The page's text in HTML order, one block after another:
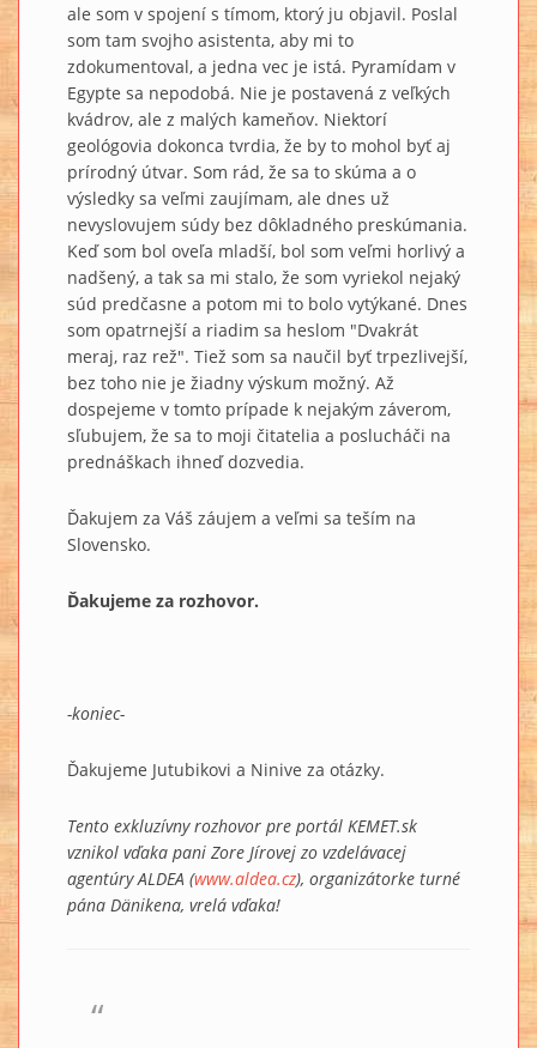
ale som v spojení s tímom, ktorý ju objavil. Poslal
som tam svojho asistenta, aby mi to
zdokumentoval, a jedna vec je istá. Pyramídam v
Egypte sa nepodobá. Nie je postavená z veľkých
kvádrov, ale z malých kameňov. Niektorí
geológovia dokonca tvrdia, že by to mohol byť aj
prírodný útvar. Som rád, že sa to skúma a o
výsledky sa veľmi zaujímam, ale dnes už
nevyslovujem súdy bez dôkladného preskúmania.
Keď som bol oveľa mladší, bol som veľmi horlivý a
nadšený, a tak sa mi stalo, že som vyriekol nejaký
súd predčasne a potom mi to bolo vytýkané. Dnes
som opatrnejší a riadim sa heslom "Dvakrát
meraj, raz rež". Tiež som sa naučil byť trpezlivejší,
bez toho nie je žiadny výskum možný. Až
dospejeme v tomto prípade k nejakým záverom,
sľubujem, že sa to moji čitatelia a poslucháči na
prednáškach ihneď dozvedia.
Ďakujem za Váš záujem a veľmi sa teším na
Slovensko.
Ďakujeme za rozhovor.
-koniec-
Ďakujeme Jutubikovi a Ninive za otázky.
Tento exkluzívny rozhovor pre portál KEMET.sk
vznikol vďaka pani Zore Jírovej zo vzdelávacej
agentúry ALDEA (www.aldea.cz), organizátorke turné
pána Dänikena, vrelá vďaka!